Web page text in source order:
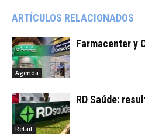
ARTÍCULOS RELACIONADOS
Agenda
Farmacenter y
Retail
RD Saúde: